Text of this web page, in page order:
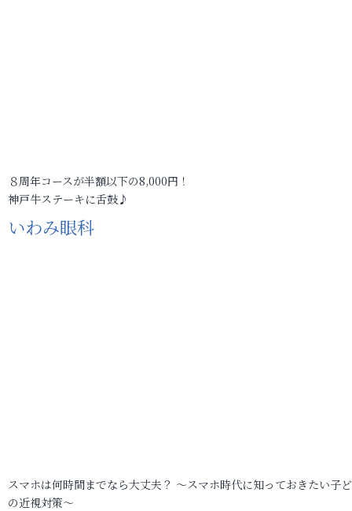
８周年コースが半額以下の8,000円！
神戸牛ステーキに舌鼓♪
いわみ眼科
スマホは何時間までなら大丈夫？ ～スマホ時代に知っておきたい子
の近視対策～